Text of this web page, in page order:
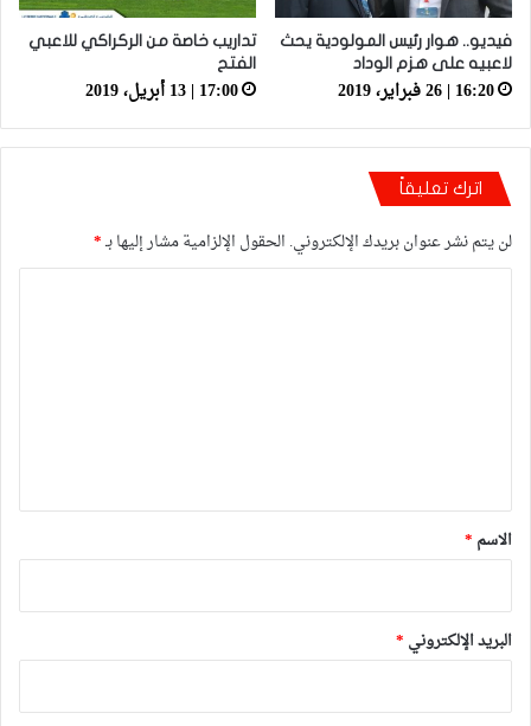
فيديو.. هوار رئيس المولودية يحث
لاعبيه على هزم الوداد
16:20 | 26 فبراير، 2019
تداريب خاصة من الركراكي للاعبي
الفتح
17:00 | 13 أبريل، 2019
اترك تعليقاً
لن يتم نشر عنوان بريدك الإلكتروني. الحقول الإلزامية مشار إليها بـ*
*
الاسم *
البريد الإلكتروني *